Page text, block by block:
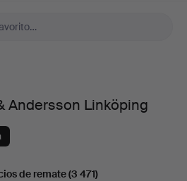
Andersson Linköping
de remate(3 471)